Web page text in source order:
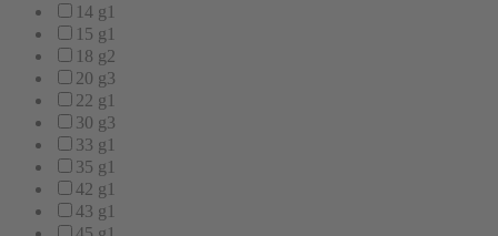
14 g1
15 g1
18 g2
20 g3
22 g1
30 g3
33 g1
35 g1
42 g1
43 g1